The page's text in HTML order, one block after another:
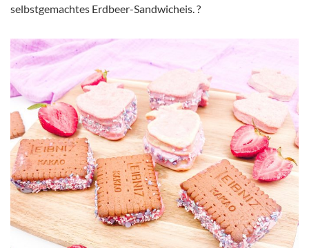
selbstgemachtes Erdbeer-Sandwicheis. ?